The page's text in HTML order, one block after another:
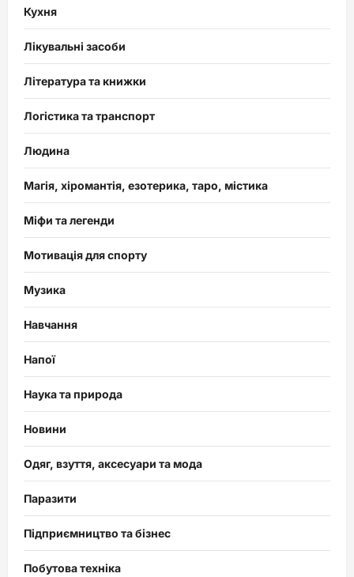
Кухня
Лікувальні засоби
Література та книжки
Логістика та транспорт
Людина
Магія, хіромантія, езотерика, таро, містика
Міфи та легенди
Мотивація для спорту
Музика
Навчання
Напої
Наука та природа
Новини
Одяг, взуття, аксесуари та мода
Паразити
Підприємництво та бізнес
Побутова техніка